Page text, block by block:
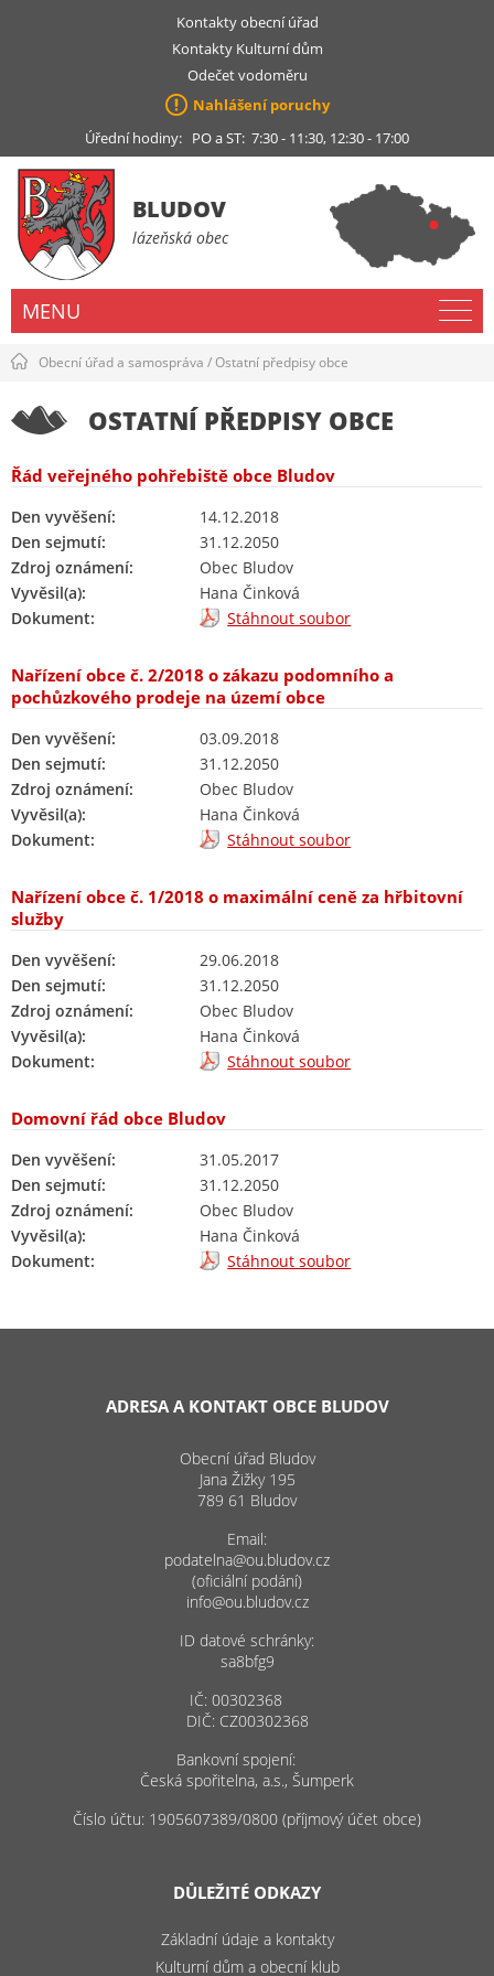
Kontakty obecní úřad
Kontakty Kulturní dům
Odečet vodoměru
Nahlášení poruchy
Úřední hodiny: PO a ST: 7:30 - 11:30, 12:30 - 17:00
BLUDOV
lázeňská obec
MENU
Obecní úřad a samospráva /Ostatní předpisy obce
OSTATNÍ PŘEDPISY OBCE
Řád veřejného pohřebiště obce Bludov
Den vyvěšení:
14.12.2018
Den sejmutí:
31.12.2050
Zdroj oznámení:
Obec Bludov
Vyvěsil(a):
Hana Činková
Dokument:
Stáhnout soubor
Nařízení obce č. 2/2018 o zákazu podomního a
pochůzkového prodeje na území obce
Den vyvěšení:
03.09.2018
Den sejmutí:
31.12.2050
Zdroj oznámení:
Obec Bludov
Vyvěsil(a):
Hana Činková
Dokument:
Stáhnout soubor
Nařízení obce č. 1/2018 o maximální ceně za hřbitovní
služby
Den vyvěšení:
29.06.2018
Den sejmutí:
31.12.2050
Zdroj oznámení:
Obec Bludov
Vyvěsil(a):
Hana Činková
Dokument:
Stáhnout soubor
Domovní řád obce Bludov
Den vyvěšení:
31.05.2017
Den sejmutí:
31.12.2050
Zdroj oznámení:
Obec Bludov
Vyvěsil(a):
Hana Činková
Dokument:
Stáhnout soubor
ADRESA A KONTAKT OBCE BLUDOV
Obecní úřad Bludov
Jana Žižky 195
789 61 Bludov
Email:
podatelna@ou.bludov.cz
(oficiální podání)
info@ou.bludov.cz
ID datové schránky:
sa8bfg9
IČ: 00302368
DIČ: CZ00302368
Bankovní spojení:
Česká spořitelna, a.s., Šumperk
Číslo účtu: 1905607389/0800 (příjmový účet obce)
DŮLEŽITÉ ODKAZY
Základní údaje a kontakty
Kulturní dům a obecní klub